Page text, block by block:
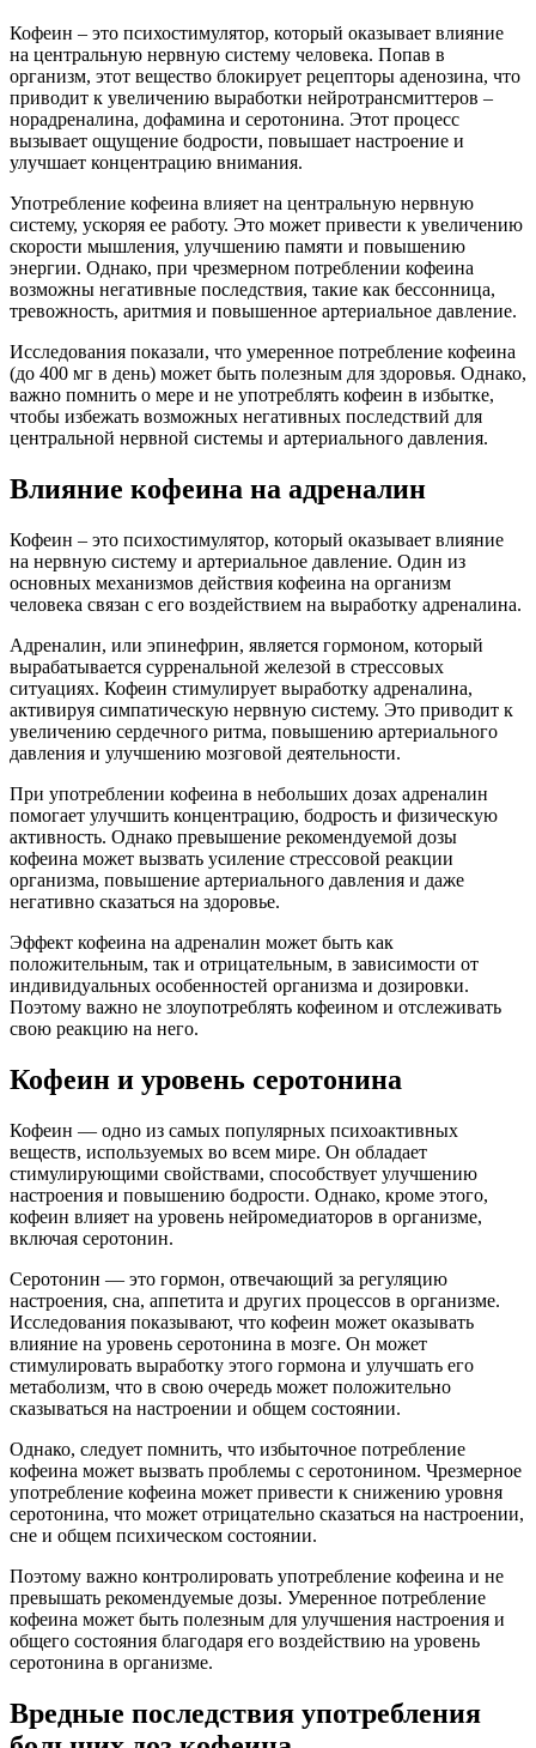
Кофеин – это психостимулятор, который оказывает влияние
на центральную нервную систему человека. Попав в
организм, этот вещество блокирует рецепторы аденозина, что
приводит к увеличению выработки нейротрансмиттеров –
норадреналина, дофамина и серотонина. Этот процесс
вызывает ощущение бодрости, повышает настроение и
улучшает концентрацию внимания.
Употребление кофеина влияет на центральную нервную
систему, ускоряя ее работу. Это может привести к увеличению
скорости мышления, улучшению памяти и повышению
энергии. Однако, при чрезмерном потреблении кофеина
возможны негативные последствия, такие как бессонница,
тревожность, аритмия и повышенное артериальное давление.
Исследования показали, что умеренное потребление кофеина
(до 400 мг в день) может быть полезным для здоровья. Однако,
важно помнить о мере и не употреблять кофеин в избытке,
чтобы избежать возможных негативных последствий для
центральной нервной системы и артериального давления.
Влияние кофеина на адреналин
Кофеин – это психостимулятор, который оказывает влияние
на нервную систему и артериальное давление. Один из
основных механизмов действия кофеина на организм
человека связан с его воздействием на выработку адреналина.
Адреналин, или эпинефрин, является гормоном, который
вырабатывается сурренальной железой в стрессовых
ситуациях. Кофеин стимулирует выработку адреналина,
активируя симпатическую нервную систему. Это приводит к
увеличению сердечного ритма, повышению артериального
давления и улучшению мозговой деятельности.
При употреблении кофеина в небольших дозах адреналин
помогает улучшить концентрацию, бодрость и физическую
активность. Однако превышение рекомендуемой дозы
кофеина может вызвать усиление стрессовой реакции
организма, повышение артериального давления и даже
негативно сказаться на здоровье.
Эффект кофеина на адреналин может быть как
положительным, так и отрицательным, в зависимости от
индивидуальных особенностей организма и дозировки.
Поэтому важно не злоупотреблять кофеином и отслеживать
свою реакцию на него.
Кофеин и уровень серотонина
Кофеин — одно из самых популярных психоактивных
веществ, используемых во всем мире. Он обладает
стимулирующими свойствами, способствует улучшению
настроения и повышению бодрости. Однако, кроме этого,
кофеин влияет на уровень нейромедиаторов в организме,
включая серотонин.
Серотонин — это гормон, отвечающий за регуляцию
настроения, сна, аппетита и других процессов в организме.
Исследования показывают, что кофеин может оказывать
влияние на уровень серотонина в мозге. Он может
стимулировать выработку этого гормона и улучшать его
метаболизм, что в свою очередь может положительно
сказываться на настроении и общем состоянии.
Однако, следует помнить, что избыточное потребление
кофеина может вызвать проблемы с серотонином. Чрезмерное
употребление кофеина может привести к снижению уровня
серотонина, что может отрицательно сказаться на настроении,
сне и общем психическом состоянии.
Поэтому важно контролировать употребление кофеина и не
превышать рекомендуемые дозы. Умеренное потребление
кофеина может быть полезным для улучшения настроения и
общего состояния благодаря его воздействию на уровень
серотонина в организме.
Вредные последствия употребления